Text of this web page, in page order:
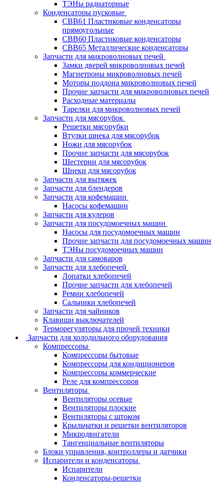
ТЭНы радиаторные
Конденсаторы пусковые
CBB61 Пластиковые конденсаторы
прямоугольные
CBB60 Пластиковые конденсаторы
CBB65 Металлические конденсаторы
Запчасти для микроволновых печей
Замки дверей микроволновых печей
Магнетроны микроволновых печей
Моторы поддона микроволновых печей
Прочие запчасти для микроволновых печей
Расходные материалы
Тарелки для микроволновых печей
Запчасти для мясорубок
Решетки мясорубки
Втулки шнека для мясорубок
Ножи для мясорубок
Прочие запчасти для мясорубок
Шестерни для мясорубок
Шнеки для мясорубок
Запчасти для вытяжек
Запчасти для блендеров
Запчасти для кофемашин
Насосы кофемашин
Запчасти для кулеров
Запчасти для посудомоечных машин
Насосы для посудомоечных машин
Прочие запчасти для посудомоечных машин
ТЭНы посудомоечных машин
Запчасти для самоваров
Запчасти для хлебопечей
Лопатки хлебопечей
Прочие запчасти для хлебопечей
Ремни хлебопечей
Сальники хлебопечей
Запчасти для чайников
Клавиши выключателей
Терморегуляторы для прочей техники
Запчасти для холодильного оборудования
Компрессоры
Компрессоры бытовые
Компрессоры для кондиционеров
Компрессоры коммерческие
Реле для компрессоров
Вентиляторы
Вентиляторы осевые
Вентиляторы плоские
Вентиляторы с штоком
Крыльчатки и решетки вентиляторов
Микродвигатели
Тангенциальные вентиляторы
Блоки управления, контроллеры и датчики
Испарители и конденсаторы
Испарители
Конденсаторы-решетки